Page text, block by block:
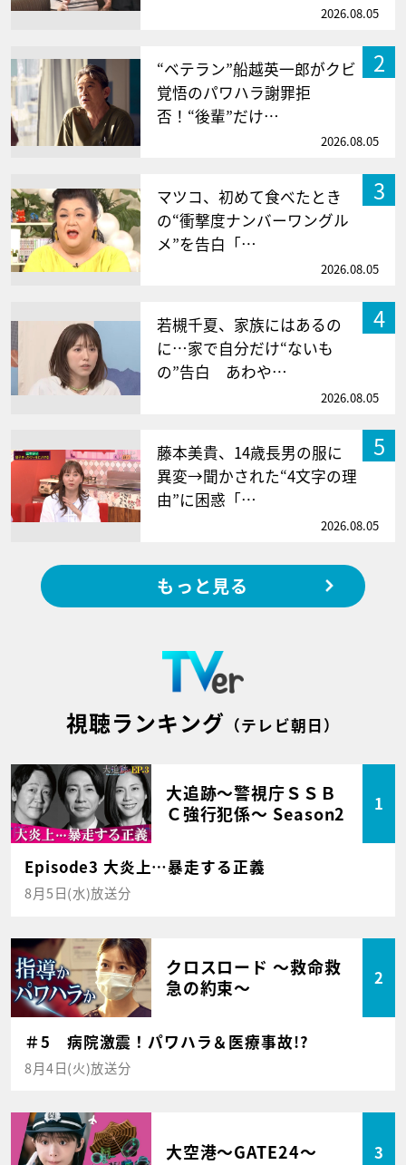
2026.08.05
2
“ベテラン”船越英一郎がクビ
覚悟のパワハラ謝罪拒
否！“後輩”だけ…
2026.08.05
3
マツコ、初めて食べたとき
の“衝撃度ナンバーワングル
メ”を告白「…
2026.08.05
4
若槻千夏、家族にはあるの
に…家で自分だけ“ないも
の”告白 あわや…
2026.08.05
5
藤本美貴、14歳長男の服に
異変→聞かされた“4文字の理
由”に困惑「…
2026.08.05
もっと見る
視聴ランキング （テレビ朝日）
大追跡～警視庁ＳＳＢ
Ｃ強行犯係～ Season2
1
Episode3 大炎上…暴走する正義
8月5日(水)放送分
クロスロード ～救命救
急の約束～
2
＃5 病院激震！パワハラ＆医療事故!?
8月4日(火)放送分
大空港～GATE24～ 3